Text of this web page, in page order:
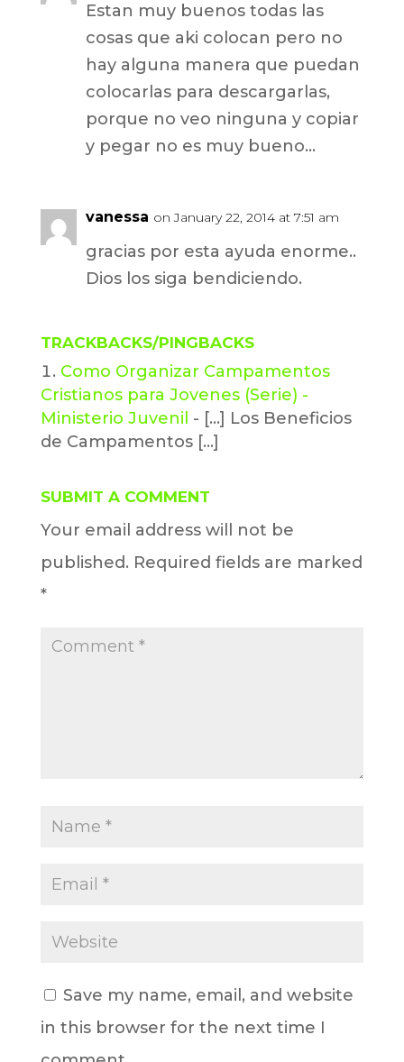
Estan muy buenos todas las
cosas que aki colocan pero no
hay alguna manera que puedan
colocarlas para descargarlas,
porque no veo ninguna y copiar
y pegar no es muy bueno…
vanessa on January 22, 2014 at 7:51 am
gracias por esta ayuda enorme..
Dios los siga bendiciendo.
TRACKBACKS/PINGBACKS
Como Organizar Campamentos
Cristianos para Jovenes (Serie) -
Ministerio Juvenil - [...] Los Beneficios
de Campamentos [...]
SUBMIT A COMMENT
Your email address will not be
published. Required fields are marked
*
Save my name, email, and website
in this browser for the next time I